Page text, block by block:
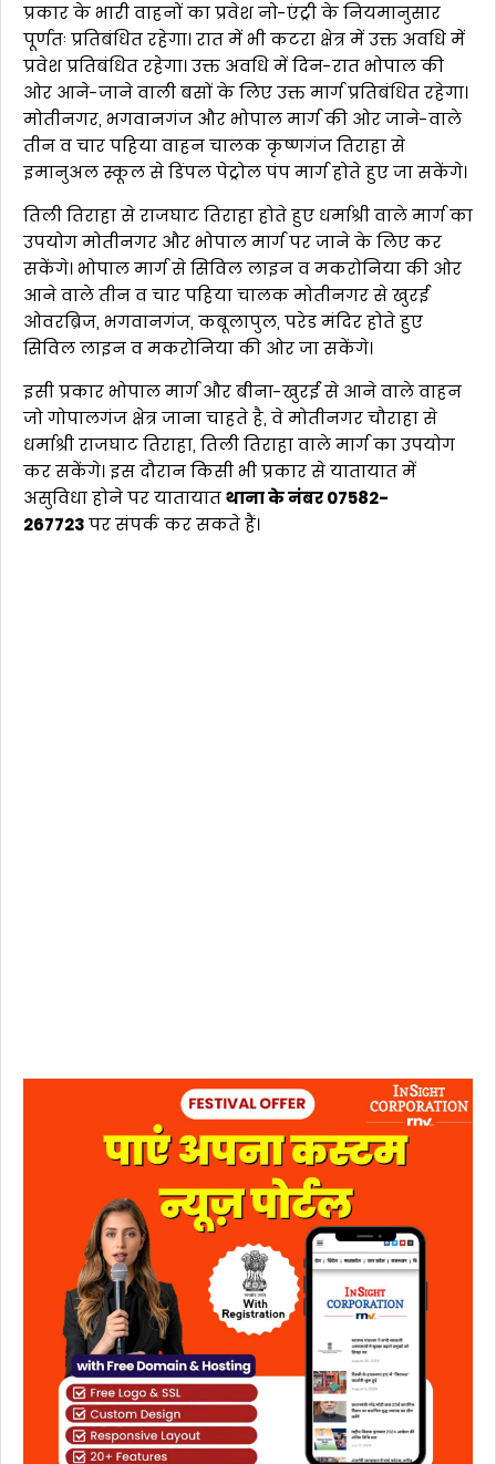
प्रकार के भारी वाहनों का प्रवेश नो-एंट्री के नियमानुसार
पूर्णतः प्रतिबंधित रहेगा। रात में भी कटरा क्षेत्र में उक्त अवधि में
प्रवेश प्रतिबंधित रहेगा। उक्त अवधि में दिन-रात भोपाल की
ओर आने-जाने वाली बसों के लिए उक्त मार्ग प्रतिबंधित रहेगा।
मोतीनगर, भगवानगंज और भोपाल मार्ग की ओर जाने-वाले
तीन व चार पहिया वाहन चालक कृष्णगंज तिराहा से
इमानुअल स्कूल से डिंपल पेट्रोल पंप मार्ग होते हुए जा सकेंगे।
तिली तिराहा से राजघाट तिराहा होते हुए धर्माश्री वाले मार्ग का
उपयोग मोतीनगर और भोपाल मार्ग पर जाने के लिए कर
सकेंगे। भोपाल मार्ग से सिविल लाइन व मकरोनिया की ओर
आने वाले तीन व चार पहिया चालक मोतीनगर से खुरई
ओवरब्रिज, भगवानगंज, कबूलापुल, परेड मंदिर होते हुए
सिविल लाइन व मकरोनिया की ओर जा सकेंगे।
इसी प्रकार भोपाल मार्ग और बीना-खुरई से आने वाले वाहन
जो गोपालगंज क्षेत्र जाना चाहते है, वे मोतीनगर चौराहा से
धर्माश्री राजघाट तिराहा, तिली तिराहा वाले मार्ग का उपयोग
कर सकेंगे। इस दौरान किसी भी प्रकार से यातायात में
असुविधा होने पर यातायातथाना के नंबर 07582-
267723पर संपर्क कर सकते हैं।